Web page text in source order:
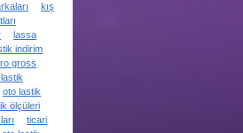
kış
lassa
indirim
gross
oto lastik
ölçüleri
ticari